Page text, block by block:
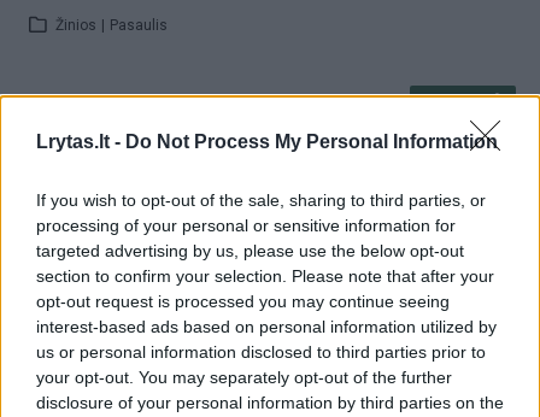
Lrytas.lt - Do Not Process My Personal Information
If you wish to opt-out of the sale, sharing to third parties, or
processing of your personal or sensitive information for
targeted advertising by us, please use the below opt-out
section to confirm your selection. Please note that after your
opt-out request is processed you may continue seeing
interest-based ads based on personal information utilized by
us or personal information disclosed to third parties prior to
your opt-out. You may separately opt-out of the further
disclosure of your personal information by third parties on the
Žinios Pasaulis
00:02:08
apgynė čempionų vardą
Visi įrašai
Žiūrimiausi įrašai